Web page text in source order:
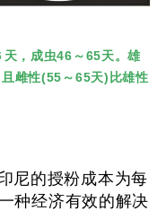
，成虫46～65天。雄
雌性(55～65天)比雄性
尼的授粉成本为每
种经济有效的解决